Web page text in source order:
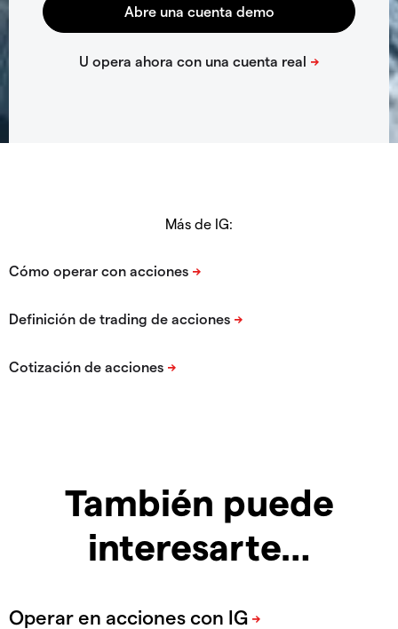
Más de IG:
También puede
interesarte…